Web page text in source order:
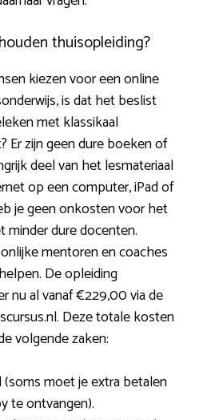
thuisopleiding?
kiezen voor een online
is dat het beslist
met klassikaal
Er zijn geen dure boeken of
deel van het lesmateriaal
op een computer, iPad of
je geen onkosten voor het
minder dure docenten.
mentoren en coaches
De opleiding
nu al vanaf €229,00 via de
Deze totale kosten
volgende zaken:
(soms moet je extra betalen
te ontvangen).